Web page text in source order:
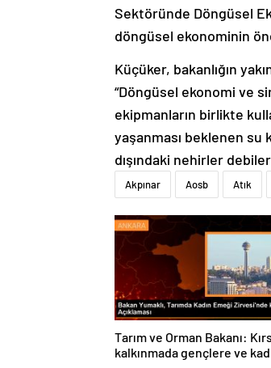
Sektöründe Döngüsel
döngüsel ekonominin
Küçüker, bakanlığın
“Döngüsel ekonomi ve
ekipmanların birlikte
yaşanması beklenen su
dışındaki nehirler
Akpınar Aosb Atık
Tarım ve Orman Bakanı:
kalkınmada gençlere ve